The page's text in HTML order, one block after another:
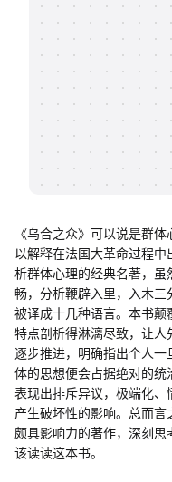
《乌合之众》可以说是群
以解释在法国大革命过程
析群体心理的经典名著，
畅，分析鞭辟入里，入木
被译成十几种语言。本书
特点剖析得淋漓尽致，让人
逐步推进，明确指出个人
体的思想便会占据绝对的
表现出排斥异议，极端化
产生破坏性的影响。总而
颇具影响力的著作，深刻
该读读这本书。